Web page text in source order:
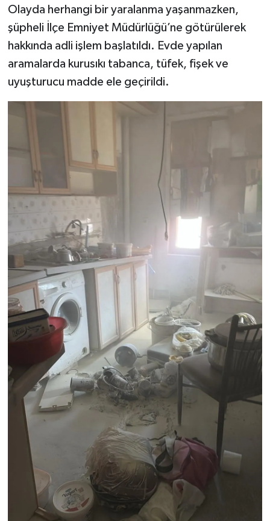
Olayda herhangi bir yaralanma yaşanmazken,
şüpheli İlçe Emniyet Müdürlüğü’ne götürülerek
hakkında adli işlem başlatıldı. Evde yapılan
aramalarda kurusıkı tabanca, tüfek, fişek ve
uyuşturucu madde ele geçirildi.